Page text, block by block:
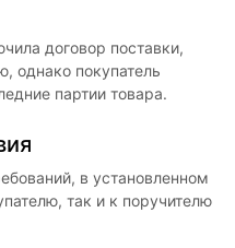
договор поставки,
однако покупатель
партии товара.
в установленном
так и к поручителю